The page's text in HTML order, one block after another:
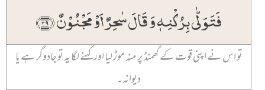
فَتَوَلّٰی بِرُکۡنِہٖ وَ قَالَ سٰحِرٌ اَوۡ مَجۡنُوۡنٌ ﴿۳۹﴾
تو اس نے اپنی قوت کے گھمنڈ پر منہ موڑ لیا اور کہنے لگا یہ تو جادوگر ہے یا
دیوانہ۔